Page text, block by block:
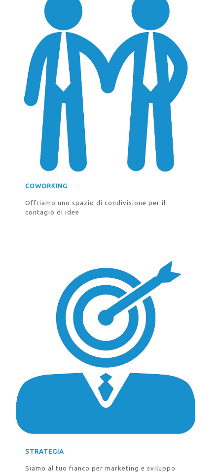
COWORKING
Offriamo uno spazio di condivisione per il
contagio di idee
STRATEGIA
Siamo al tuo fianco per marketing e sviluppo